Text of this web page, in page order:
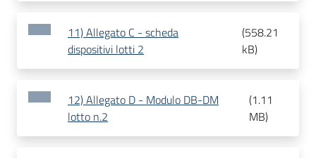
11) Allegato C - scheda
dispositivi lotti 2
(558.21
kB)
12) Allegato D - Modulo DB-DM
lotto n.2
(1.11
MB)